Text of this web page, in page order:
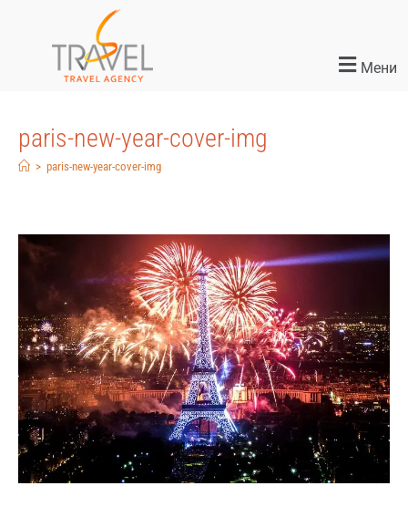
Мени
paris-new-year-cover-img
> paris-new-year-cover-img